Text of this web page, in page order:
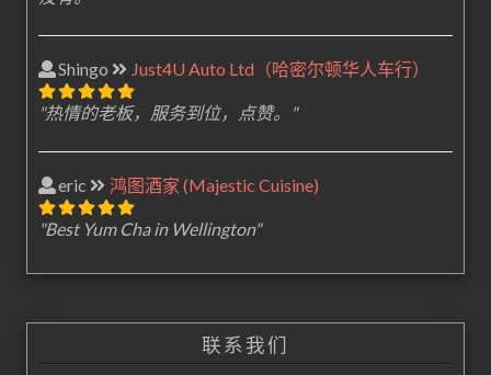
Shingo Just4U Auto Ltd（哈密尔顿华人车行）
"热情的老板，服务到位，点赞。"
eric 鸿图酒家 (Majestic Cuisine)
"Best Yum Cha in Wellington"
联系我们